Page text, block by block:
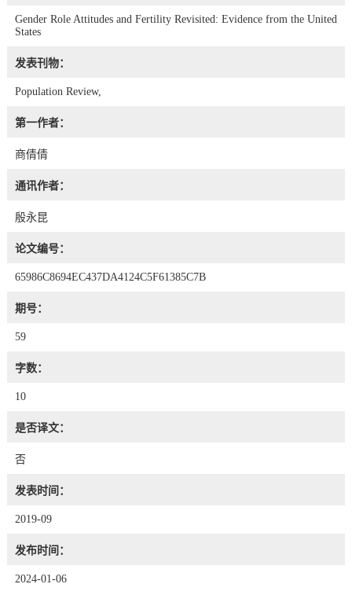
Gender Role Attitudes and Fertility Revisited: Evidence from the United
States
发表刊物：
Population Review,
第一作者：
商倩倩
通讯作者：
殷永昆
论文编号：
65986C8694EC437DA4124C5F61385C7B
期号：
59
字数：
10
是否译文：
否
发表时间：
2019-09
发布时间：
2024-01-06